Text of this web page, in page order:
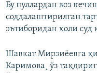
Бу пуллардан воз
соддалаштирилган
эътиборидан холи
Шавкат Мирзиëевга
Каримова¸ ўз